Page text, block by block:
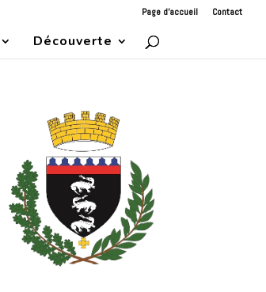
Page d’accueil Contact
Découverte